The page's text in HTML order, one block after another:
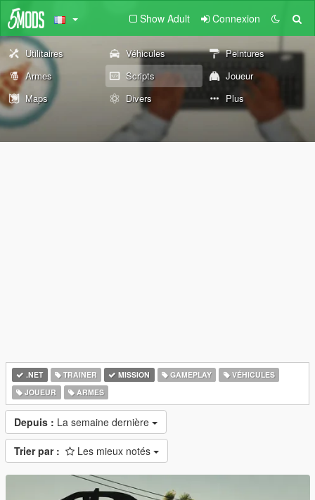
Show Adult Connexion
Utilitaires Véhicules
Peintures
Armes
Scripts
Joueur
Maps
Divers Plus
.NET TRAINER MISSION GAMEPLAY
VÉHICULES
JOUEUR
ARMES
Depuis : La semaine dernière
Trier par : Les mieux notés